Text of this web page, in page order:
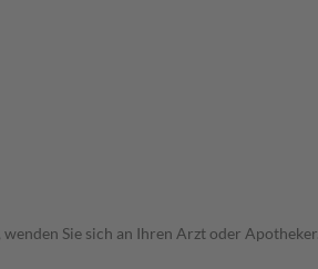
Sie sich an Ihren Arzt oder Apotheker.